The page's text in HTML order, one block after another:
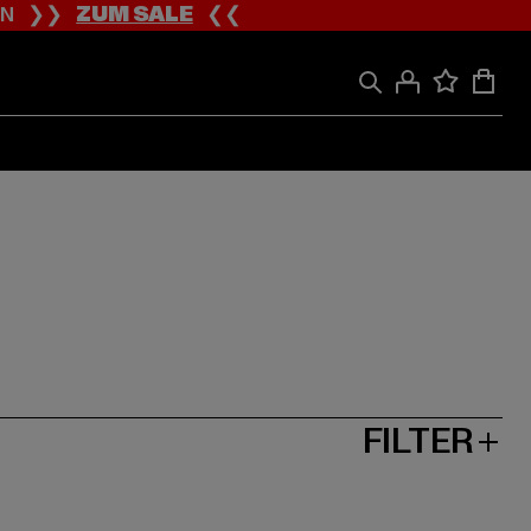
❯❯ZUM SALE❮❮
FILTER